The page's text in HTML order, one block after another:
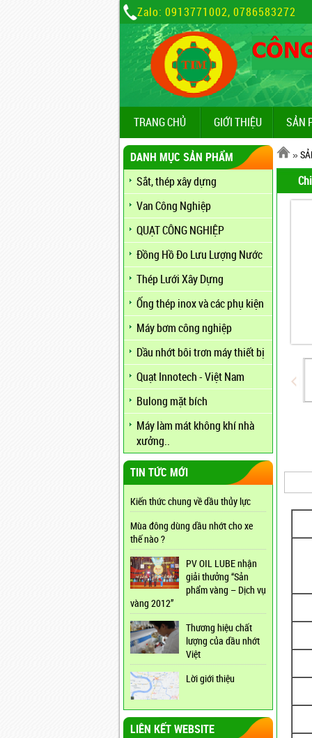
Zalo: 0913771002, 0786583272
TRANG CHỦ GIỚI THIỆU SẢN
DANH MỤC SẢN PHẨM
Sắt, thép xây dựng
Van Công Nghiệp
QUẠT CÔNG NGHIỆP
Đồng Hồ Đo Lưu Lượng Nước
Thép Lưới Xây Dựng
Ống thép inox và các phụ kiện
Máy bơm công nghiệp
Dầu nhớt bôi trơn máy thiết bị
Quạt Innotech - Việt Nam
Bulong mặt bích
Máy làm mát không khí nhà
xưởng..
TIN TỨC MỚI
Kiến thức chung về dầu thủy lực
Mùa đông dùng dầu nhớt cho xe
thế nào ?
PV OIL LUBE nhận
giải thưởng “Sản
phẩm vàng – Dịch vụ
vàng 2012”
Thương hiệu chất
lượng của dầu nhớt
Việt
Lời giới thiệu
LIÊN KẾT WEBSITE
»